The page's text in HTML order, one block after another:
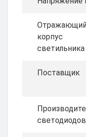
корпус
светильника
Поставщик
светодиодов